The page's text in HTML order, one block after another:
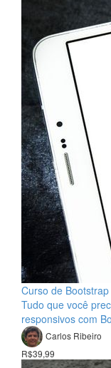
Curso de Bootstrap
Tudo que você
responsivos com
Carlos Ribeiro
R$39,99